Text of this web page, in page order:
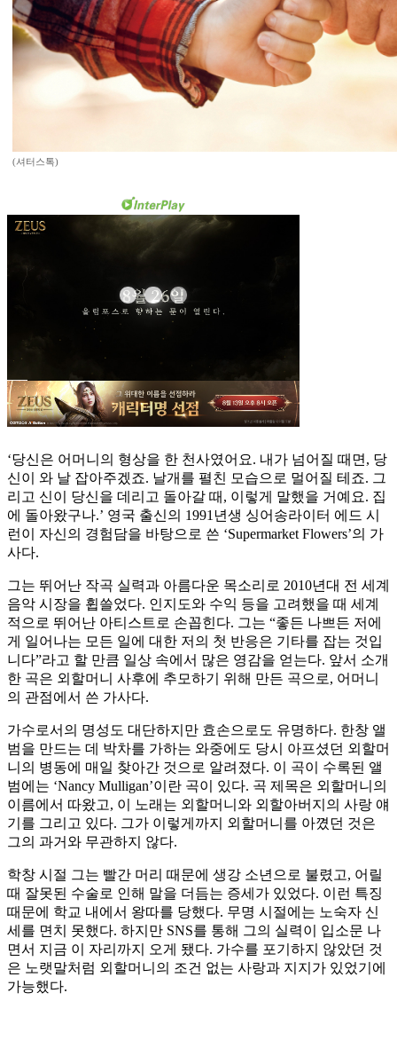
(셔터스톡)
‘당신은 어머니의 형상을 한 천사였어요. 내가 넘어질 때면, 당
신이 와 날 잡아주겠죠. 날개를 펼친 모습으로 멀어질 테죠. 그
리고 신이 당신을 데리고 돌아갈 때, 이렇게 말했을 거예요. 집
에 돌아왔구나.’ 영국 출신의 1991년생 싱어송라이터 에드 시
런이 자신의 경험담을 바탕으로 쓴 ‘Supermarket Flowers’의 가
사다.
그는 뛰어난 작곡 실력과 아름다운 목소리로 2010년대 전 세계
음악 시장을 휩쓸었다. 인지도와 수익 등을 고려했을 때 세계
적으로 뛰어난 아티스트로 손꼽힌다. 그는 “좋든 나쁘든 저에
게 일어나는 모든 일에 대한 저의 첫 반응은 기타를 잡는 것입
니다”라고 할 만큼 일상 속에서 많은 영감을 얻는다. 앞서 소개
한 곡은 외할머니 사후에 추모하기 위해 만든 곡으로, 어머니
의 관점에서 쓴 가사다.
가수로서의 명성도 대단하지만 효손으로도 유명하다. 한창 앨
범을 만드는 데 박차를 가하는 와중에도 당시 아프셨던 외할머
니의 병동에 매일 찾아간 것으로 알려졌다. 이 곡이 수록된 앨
범에는 ‘Nancy Mulligan’이란 곡이 있다. 곡 제목은 외할머니의
이름에서 따왔고, 이 노래는 외할머니와 외할아버지의 사랑 얘
기를 그리고 있다. 그가 이렇게까지 외할머니를 아꼈던 것은
그의 과거와 무관하지 않다.
학창 시절 그는 빨간 머리 때문에 생강 소년으로 불렸고, 어릴
때 잘못된 수술로 인해 말을 더듬는 증세가 있었다. 이런 특징
때문에 학교 내에서 왕따를 당했다. 무명 시절에는 노숙자 신
세를 면치 못했다. 하지만 SNS를 통해 그의 실력이 입소문 나
면서 지금 이 자리까지 오게 됐다. 가수를 포기하지 않았던 것
은 노랫말처럼 외할머니의 조건 없는 사랑과 지지가 있었기에
가능했다.